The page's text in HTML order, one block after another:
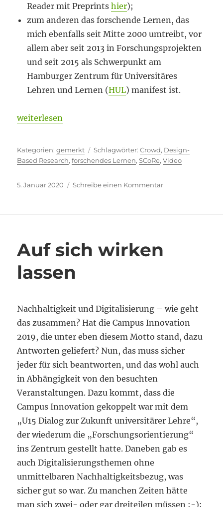
Reader mit Preprintshier);
zum anderen das forschende Lernen, das
mich ebenfalls seit Mitte 2000 umtreibt, vor
allem aber seit 2013 in Forschungsprojekten
und seit 2015 als Schwerpunkt am
Hamburger Zentrum für Universitäres
Lehren und Lernen (HUL) manifest ist.
„Momente des Innehaltens“
weiterlesen
Kategorien
gemerkt Schlagwörter
Crowd, Design-
Based Research,forschendes Lernen,SCoRe,Video
Veröffentlicht
5. Januar 2020 Schreibe einen Kommentarzu
Auf sich wirken
lassen
Nachhaltigkeit und Digitalisierung – wie geht
das zusammen? Hat die Campus Innovation
2019, die unter eben diesem Motto stand, dazu
Antworten geliefert? Nun, das muss sicher
jeder für sich beantworten, und das wohl auch
in Abhängigkeit von den besuchten
Veranstaltungen. Dazu kommt, dass die
Campus Innovation gekoppelt war mit dem
„U15 Dialog zur Zukunft universitärer Lehre“,
der wiederum die „Forschungsorientierung“
ins Zentrum gestellt hatte. Daneben gab es
auch Digitalisierungsthemen ohne
unmittelbaren Nachhaltigkeitsbezug, was
sicher gut so war. Zu manchen Zeiten hätte
man sich zwei- oder gar dreiteilen müssen ;-);